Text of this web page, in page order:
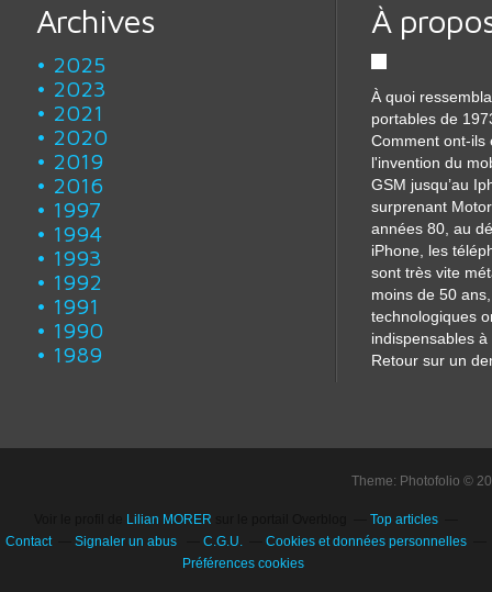
Archives
2025
2023
2021
2020
2019
2016
1997
1994
1993
1992
1991
1990
1989
À
À quoi
portables de
Comment ont-ils
l'invention du
GSM jusqu’au
surprenant
années 80, au
iPhone, les
sont très vite
moins de 50
technologiques
indispensables
Retour sur un
Theme: Photofolio ©
Lilian MORER
Top articles
Contact
Signaler un abus C.G.U.
Cookies et données personnelles
Préférences cookies